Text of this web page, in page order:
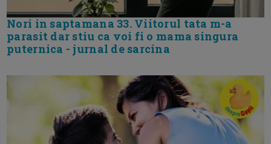
Nori in saptamana 33. Viitorul tata m-a
parasit dar stiu ca voi fi o mama singura
puternica - jurnal de sarcina